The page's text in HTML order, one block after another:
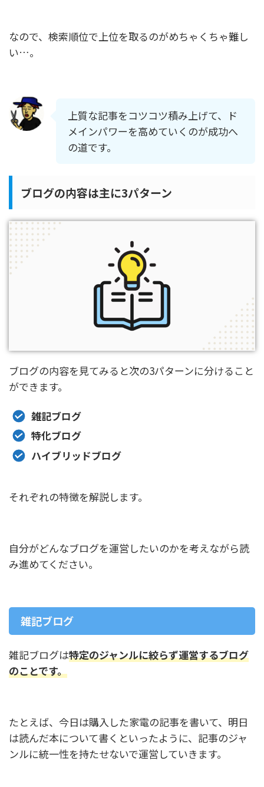
なので、検索順位で上位を取るのがめちゃくちゃ難し
い…。
上質な記事をコツコツ積み上げて、ド
メインパワーを高めていくのが成功へ
の道です。
ブログの内容は主に3パターン
ブログの内容を見てみると次の3パターンに分けること
ができます。
雑記ブログ
特化ブログ
ハイブリッドブログ
それぞれの特徴を解説します。
自分がどんなブログを運営したいのかを考えながら読
み進めてください。
雑記ブログ
雑記ブログは特定のジャンルに絞らず運営するブログ
のことです。
たとえば、今日は購入した家電の記事を書いて、明日
は読んだ本について書くといったように、記事のジャ
ンルに統一性を持たせないで運営していきます。